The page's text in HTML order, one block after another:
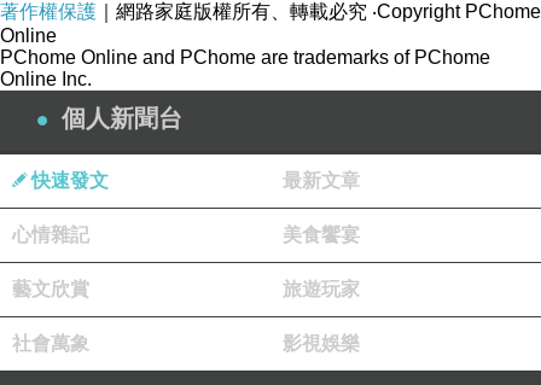
著作權保護 ｜網路家庭版權所有、轉載必究 ‧Copyright PChome
Online
PChome Online and PChome are trademarks of PChome
Online Inc.
個人新聞台
快速發文 最新文章
心情雜記 美食饗宴
藝文欣賞 旅遊玩家
社會萬象 影視娛樂